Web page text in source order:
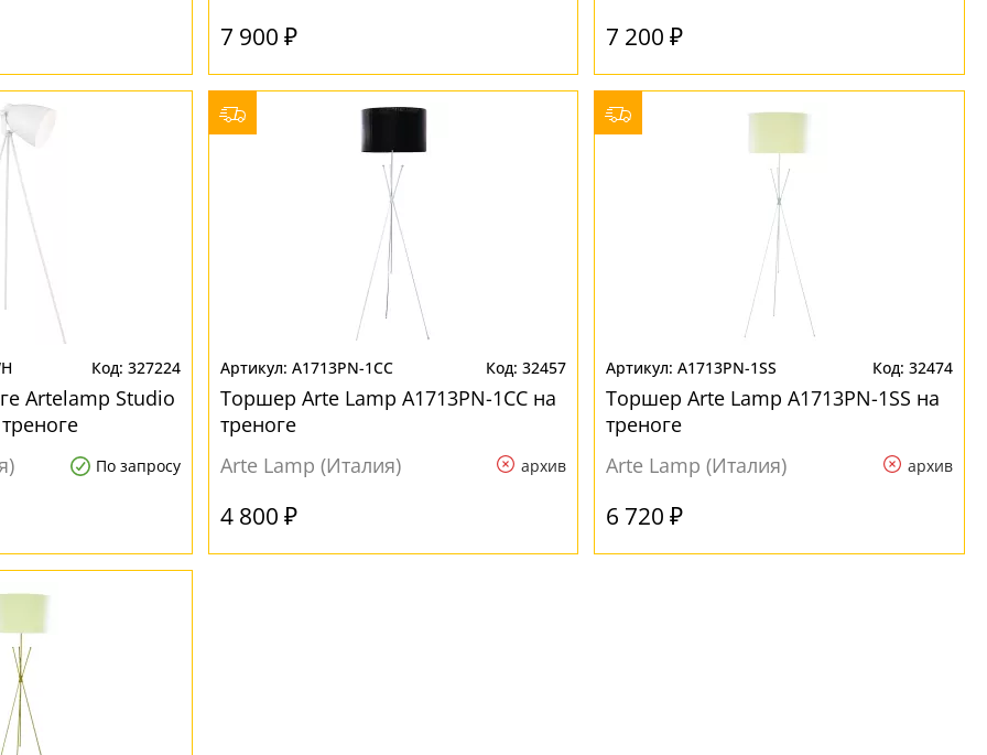
7 900 ₽ 7 200 ₽
327224
Artelamp Studio
По запросу
A1713PN-1CC 32457
Торшер Arte Lamp A1713PN-1CC на
треноге
Arte Lamp (Италия)
архив
4 800 ₽
A1713PN-1SS 32474
Торшер Arte Lamp A1713PN-1SS на
треноге
Arte Lamp (Италия)
архив
6 720 ₽